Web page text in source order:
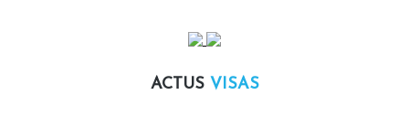
ACTUS VISAS